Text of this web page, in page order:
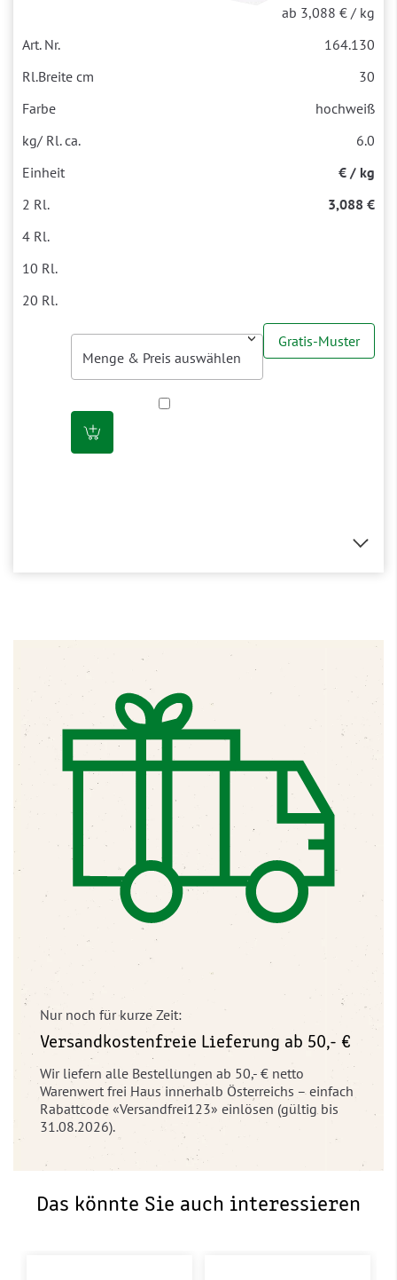
ab 3,088 € / kg
164.130
30
hochweiß
6.0
€ / kg
3,088 €
Gratis-Muster
Nur noch für kurze Zeit:
Versandkostenfreie Lieferung ab 50,- €
Wir liefern alle Bestellungen ab 50,- € netto
Warenwert frei Haus innerhalb Österreichs – einfach
Rabattcode «Versandfrei123» einlösen (gültig bis
31.08.2026).
Das könnte Sie auch interessieren